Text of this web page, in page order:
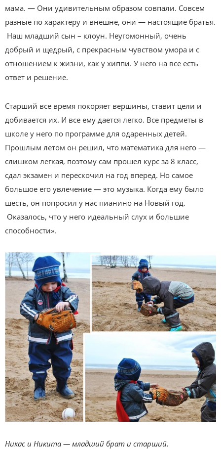
мама. — Они удивительным образом совпали. Совсем
разные по характеру и внешне, они — настоящие братья.
Наш младший сын – клоун. Неугомонный, очень
добрый и щедрый, с прекрасным чувством умора и с
отношением к жизни, как у хиппи. У него на все есть
ответ и решение.
Старший все время покоряет вершины, ставит цели и
добивается их. И все ему дается легко. Все предметы в
школе у него по программе для одаренных детей.
Прошлым летом он решил, что математика для него —
слишком легкая, поэтому сам прошел курс за 8 класс,
сдал экзамен и перескочил на год вперед. Но самое
большое его увлечение — это музыка. Когда ему было
шесть, он попросил у нас пианино на Новый год.
Оказалось, что у него идеальный слух и большие
способности».
Никас и Никита — младший брат и старший.